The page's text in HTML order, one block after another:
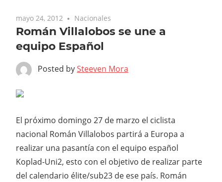
mayo 24, 2012 Nacionales
Román Villalobos se une a
equipo Español
Posted bySteeven Mora
El próximo domingo 27 de marzo el ciclista
nacional Román Villalobos partirá a Europa a
realizar una pasantía con el equipo español
Koplad-Uni2, esto con el objetivo de realizar parte
del calendario élite/sub23 de ese país. Román